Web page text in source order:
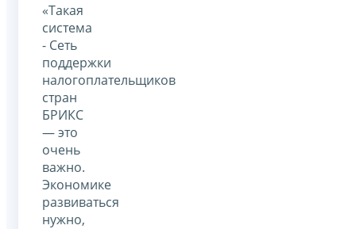
«Такая
система
- Сеть
поддержки
налогоплательщиков
стран
БРИКС
— это
очень
важно.
Экономике
развиваться
нужно,